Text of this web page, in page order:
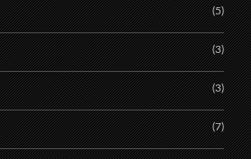
(5)
(3)
(3)
(7)